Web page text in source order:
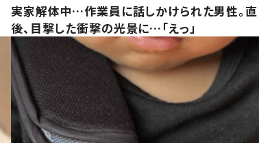
実家解体中…作業員に話しかけられた男性。直
後、目撃した衝撃の光景に…「えっ」